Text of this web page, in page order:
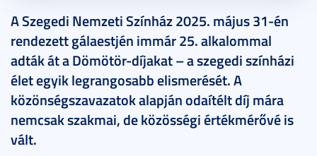
A Szegedi Nemzeti Színház 2025. május 31-én
rendezett gálaestjén immár 25. alkalommal
adták át a Dömötör-díjakat – a szegedi színházi
élet egyik legrangosabb elismerését. A
közönségszavazatok alapján odaítélt díj mára
nemcsak szakmai, de közösségi értékmérővé is
vált.